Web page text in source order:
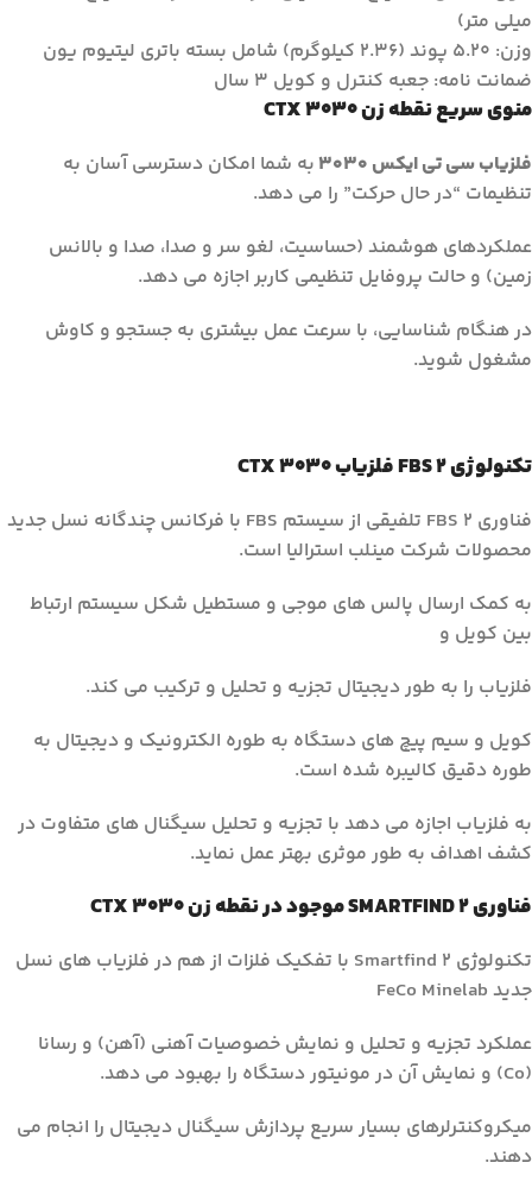
میلی متر)
وزن: 5.20 پوند (2.36 کیلوگرم) شامل بسته باتری لیتیوم یون
ضمانت نامه: جعبه کنترل و کویل 3 سال
منوی سریع نقطه زن CTX 3030
فلزیاب سی تی ایکس 3030
به شما امکان دسترسی آسان به
تنظیمات “در حال حرکت” را می دهد.
عملکردهای هوشمند (حساسیت، لغو سر و صدا، صدا و بالانس
زمین) و حالت پروفایل تنظیمی کاربر اجازه می دهد.
در هنگام شناسایی، با سرعت عمل بیشتری به جستجو و کاوش
مشغول شوید.
تکنولوژی FBS 2 فلزیاب CTX 3030
فناوری FBS 2 تلفیقی از سیستم FBS با فرکانس چندگانه نسل جدید
محصولات شرکت مینلب استرالیا است.
به کمک ارسال پالس های موجی و مستطیل شکل سیستم ارتباط
بین کویل و
فلزیاب را به طور دیجیتال تجزیه و تحلیل و ترکیب می کند.
کویل و سیم پیچ های دستگاه به طوره الکترونیک و دیجیتال به
طوره دقیق کالیبره شده است.
به فلزیاب اجازه می دهد با تجزیه و تحلیل سیگنال های متفاوت در
کشف اهداف به طور موثری بهتر عمل نماید.
فناوری SMARTFIND 2 موجود در نقطه زن CTX 3030
تکنولوژی Smartfind 2 با تفکیک فلزات از هم در فلزیاب های نسل
جدید FeCo Minelab
عملکرد تجزیه و تحلیل و نمایش خصوصیات آهنی (آهن) و رسانا
(Co) و نمایش آن در مونیتور دستگاه را بهبود می دهد.
میکروکنترلرهای بسیار سریع پردازش سیگنال دیجیتال را انجام می
دهند.